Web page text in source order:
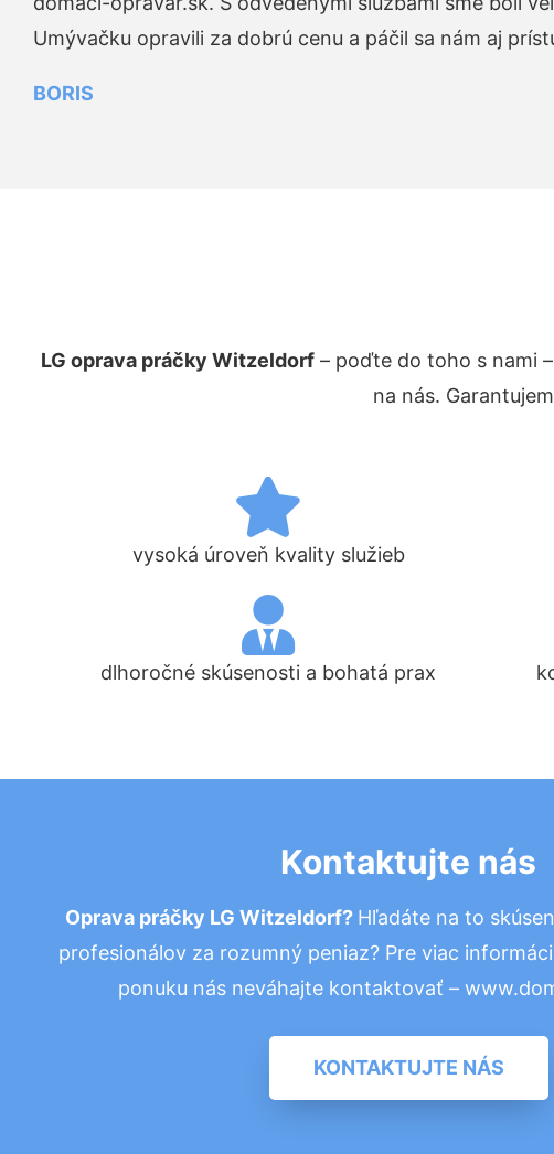
Umývačku opravili za dobrú cenu a páčil sa nám aj
BORIS
LG oprava práčky Witzeldorf – poďte do toho s nami
na nás.
vysoká úroveň kvality služieb
dlhoročné skúsenosti a bohatá prax
Kontaktujte nás
Oprava práčky LG Witzeldorf? Hľadáte na to
profesionálov za rozumný peniaz? Pre viac
ponuku nás neváhajte kontaktovať –
KONTAKTUJTE NÁS